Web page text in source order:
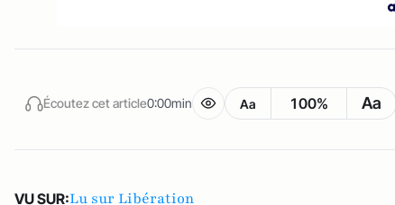
Écoutez cet article0:00min Aa 100% Aa
VU SUR:Lu sur Libération